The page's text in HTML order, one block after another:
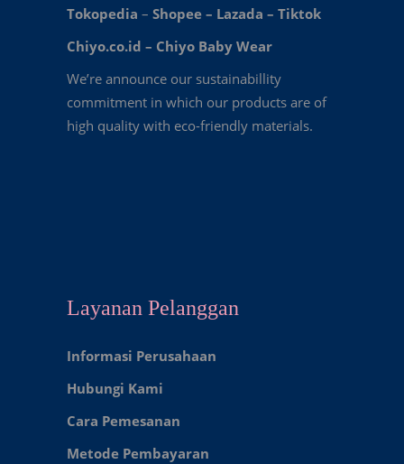
Tokopedia – Shopee – Lazada – Tiktok
Chiyo.co.id – Chiyo Baby Wear
We’re announce our sustainabillity
commitment in which our products are of
high quality with eco-friendly materials.
Layanan Pelanggan
Informasi Perusahaan
Hubungi Kami
Cara Pemesanan
Metode Pembayaran